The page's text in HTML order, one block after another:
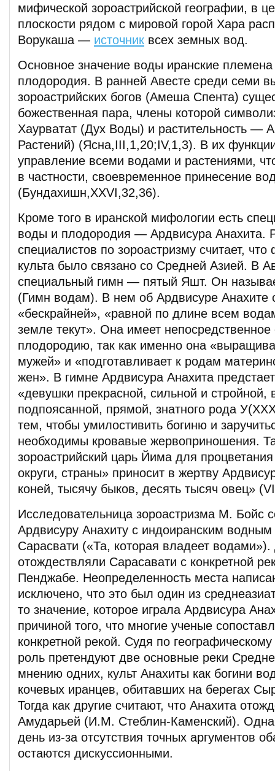
мифической зороастрийской географии, в
плоскости рядом с мировой горой Хара
Ворукаша — источник всех земных вод.
Основное значение воды иранские племена
плодородия. В ранней Авесте среди семи
зороастрийских богов (Амеша Спента)
божественная пара, члены которой
Хаурватат (Дух Воды) и растительность —
Растений) (Ясна,III,1,20;IV,1,3). В их
управление всеми водами и растениями,
в частности, своевременное принесение
(Бундахишн,XXVI,32,36).
Кроме того в иранской мифологии есть
воды и плодородия — Ардвисура Анахита.
специалистов по зороастризму считает,
культа было связано со Средней Азией. В
специальный гимн — пятый Яшт. Он
(Гимн водам). В нем об Ардвисуре Анахите
«бескрайней», «равной по длине всем
земле текут». Она имеет
плодородию, так как именно она
мужей» и «подготавливает к родам
жен». В гимне Ардвисура Анахита
«девушки прекрасной, сильной и стройной,
подпоясанной, прямой, знатного рода
тем, чтобы умилостивить богиню и
необходимы кровавые жервоприношения.
зороастрийский царь Йима для
округи, страны» приносит в жертву
коней, тысячу быков, десять тысяч овец»
Исследовательница зороастризма М. Бойс
Ардвисуру Анахиту с индоиранским
Сарасвати («Та, которая владеет
отождествляли Сарасавати с конкретной
Пенджабе. Неопределенность места
исключено, что это был один из
то значение, которое играла Ардвисура
причиной того, что многие ученые
конкретной рекой. Судя по
роль претендуют две основные реки
мнению одних, культ Анахиты как богини
кочевых иранцев, обитавших на берегах
Тогда как другие считают, что Анахита
Амударьей (И.М. Стеблин-Каменский).
день из-за отсутствия точных аргументов
остаются дискуссионными.